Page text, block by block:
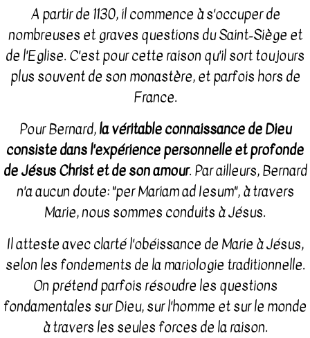
A partir de 1130, il commence à s'occuper de
nombreuses et graves questions du Saint-Siège et
de l'Eglise. C'est pour cette raison qu'il sort toujours
plus souvent de son monastère, et parfois hors de
France.
Pour Bernard,la véritable connaissance de Dieu
consiste dans l'expérience personnelle et profonde
de Jésus Christ et de son amour. Par ailleurs, Bernard
n'a aucun doute: "per Mariam ad Iesum", à travers
Marie, nous sommes conduits à Jésus.
Il atteste avec clarté l'obéissance de Marie à Jésus,
selon les fondements de la mariologie traditionnelle.
On prétend parfois résoudre les questions
fondamentales sur Dieu, sur l'homme et sur le monde
à travers les seules forces de la raison.